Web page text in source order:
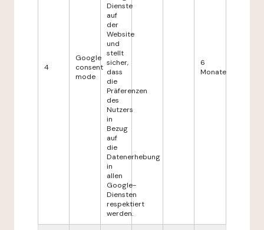
4
Google
consent
mode
Dienste
auf
der
Website
und
stellt
sicher,
dass
die
Präferenzen
des
Nutzers
in
Bezug
auf
die
Datenerhebung
in
allen
Google-
Diensten
respektiert
werden.
6
Monate